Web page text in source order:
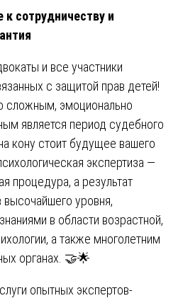
сотрудничеству и
и все участники
с защитой прав детей!
сложным, эмоционально
является период судебного
кону стоит будущее вашего
экспертиза —
процедура, а результат
уровня,
в области возрастной,
а также многолетним
органах. 🤝🌟
опытных экспертов-